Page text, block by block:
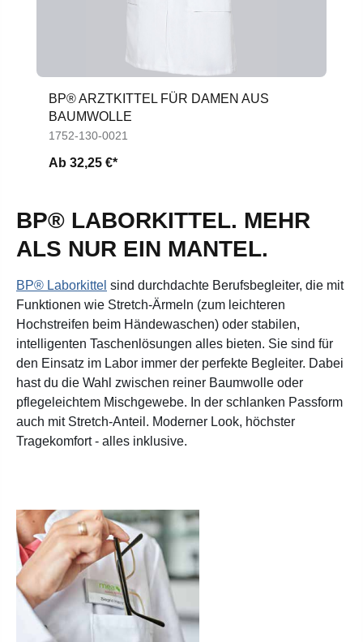
BP® ARZTKITTEL FÜR DAMEN AUS
BAUMWOLLE
1752-130-0021
Ab 32,25 €*
BP® LABORKITTEL. MEHR
ALS NUR EIN MANTEL.
BP® Laborkittel sind durchdachte Berufsbegleiter, die mit
Funktionen wie Stretch-Ärmeln (zum leichteren
Hochstreifen beim Händewaschen) oder stabilen,
intelligenten Taschenlösungen alles bieten. Sie sind für
den Einsatz im Labor immer der perfekte Begleiter. Dabei
hast du die Wahl zwischen reiner Baumwolle oder
pflegeleichtem Mischgewebe. In der schlanken Passform
auch mit Stretch-Anteil. Moderner Look, höchster
Tragekomfort - alles inklusive.